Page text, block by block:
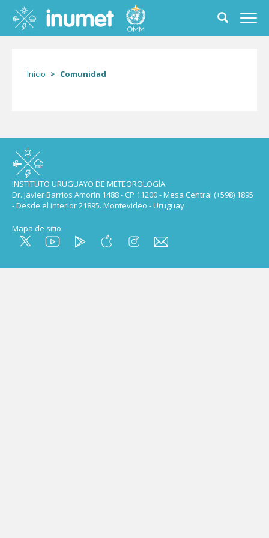
contenido
principal
Toggle
search
form
Inicio Comunidad
INSTITUTO URUGUAYO DE METEOROLOGÍA
Dr. Javier Barrios Amorín 1488 - CP 11200 - Mesa Central (+598) 1895
- Desde el interior 21895. Montevideo - Uruguay
Mapa de sitio